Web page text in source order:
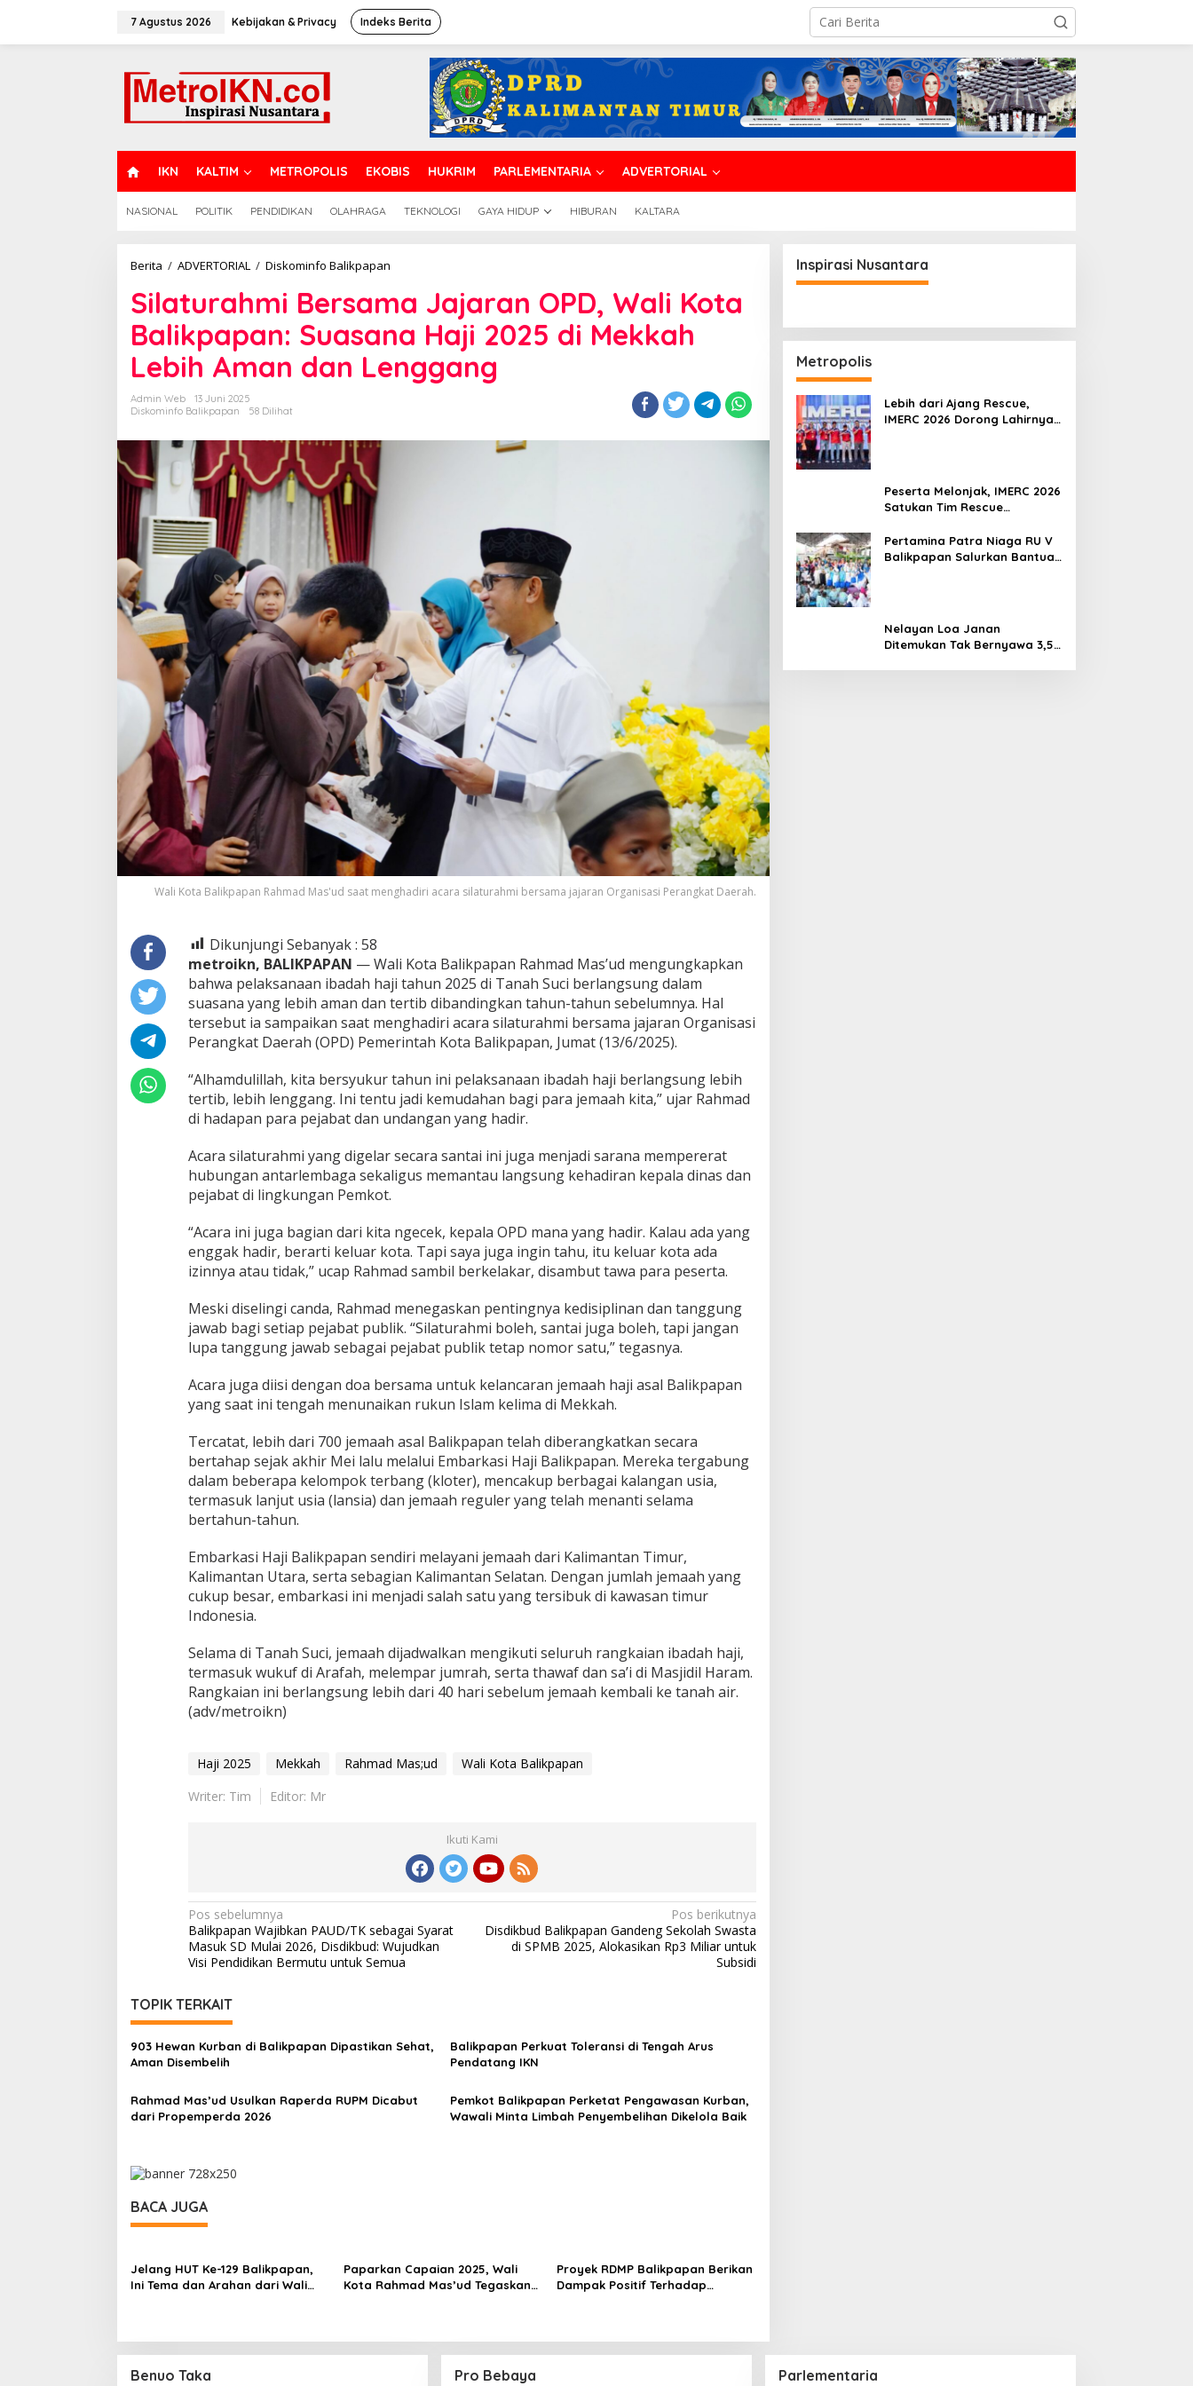
7 Agustus 2026 Kebijakan & Privacy Indeks Berita
O
M
IKN KALTIM METROPOLIS EKOBIS HUKRIM PARLEMENTARIA ADVERTORIAL
NASIONAL POLITIK PENDIDIKAN OLAHRAGA TEKNOLOGI GAYA HIDUP HIBURAN KALTARA
Berita / ADVERTORIAL / Diskominfo Balikpapan
Jajaran
OPD,
Wali
Kota
Balikpapan:
Suasana
Mekkah
Silaturahmi Bersama Jajaran OPD, Wali Kota
Balikpapan: Suasana Haji 2025 di Mekkah
Lebih Aman dan Lenggang
Admin Web
13 Juni 2025
Diskominfo Balikpapan
58 Dilihat
Wali Kota Balikpapan Rahmad Mas'ud saat menghadiri acara silaturahmi bersama jajaran Organisasi Perangkat Daerah.
Dikunjungi Sebanyak : 58
metroikn, BALIKPAPAN — Wali Kota Balikpapan Rahmad Mas’ud mengungkapkan
bahwa pelaksanaan ibadah haji tahun 2025 di Tanah Suci berlangsung dalam
suasana yang lebih aman dan tertib dibandingkan tahun-tahun sebelumnya. Hal
tersebut ia sampaikan saat menghadiri acara silaturahmi bersama jajaran Organisasi
Perangkat Daerah (OPD) Pemerintah Kota Balikpapan, Jumat (13/6/2025).
“Alhamdulillah, kita bersyukur tahun ini pelaksanaan ibadah haji berlangsung lebih
tertib, lebih lenggang. Ini tentu jadi kemudahan bagi para jemaah kita,” ujar Rahmad
di hadapan para pejabat dan undangan yang hadir.
Acara silaturahmi yang digelar secara santai ini juga menjadi sarana mempererat
hubungan antarlembaga sekaligus memantau langsung kehadiran kepala dinas dan
pejabat di lingkungan Pemkot.
“Acara ini juga bagian dari kita ngecek, kepala OPD mana yang hadir. Kalau ada yang
enggak hadir, berarti keluar kota. Tapi saya juga ingin tahu, itu keluar kota ada
izinnya atau tidak,” ucap Rahmad sambil berkelakar, disambut tawa para peserta.
Meski diselingi canda, Rahmad menegaskan pentingnya kedisiplinan dan tanggung
jawab bagi setiap pejabat publik. “Silaturahmi boleh, santai juga boleh, tapi jangan
lupa tanggung jawab sebagai pejabat publik tetap nomor satu,” tegasnya.
Acara juga diisi dengan doa bersama untuk kelancaran jemaah haji asal Balikpapan
yang saat ini tengah menunaikan rukun Islam kelima di Mekkah.
Tercatat, lebih dari 700 jemaah asal Balikpapan telah diberangkatkan secara
bertahap sejak akhir Mei lalu melalui Embarkasi Haji Balikpapan. Mereka tergabung
dalam beberapa kelompok terbang (kloter), mencakup berbagai kalangan usia,
termasuk lanjut usia (lansia) dan jemaah reguler yang telah menanti selama
bertahun-tahun.
Embarkasi Haji Balikpapan sendiri melayani jemaah dari Kalimantan Timur,
Kalimantan Utara, serta sebagian Kalimantan Selatan. Dengan jumlah jemaah yang
cukup besar, embarkasi ini menjadi salah satu yang tersibuk di kawasan timur
Indonesia.
Selama di Tanah Suci, jemaah dijadwalkan mengikuti seluruh rangkaian ibadah haji,
termasuk wukuf di Arafah, melempar jumrah, serta thawaf dan sa’i di Masjidil Haram.
Rangkaian ini berlangsung lebih dari 40 hari sebelum jemaah kembali ke tanah air.
(adv/metroikn)
Haji 2025 Mekkah Rahmad Mas;ud
Wali Kota Balikpapan
Writer: Tim
Editor: Mr
Ikuti Kami
Navigasi
pos
Pos sebelumnya
Balikpapan Wajibkan PAUD/TK sebagai Syarat
Masuk SD Mulai 2026, Disdikbud: Wujudkan
Visi Pendidikan Bermutu untuk Semua
Pos berikutnya
Disdikbud Balikpapan Gandeng Sekolah Swasta
di SPMB 2025, Alokasikan Rp3 Miliar untuk
Subsidi
TOPIK TERKAIT
903 Hewan Kurban di Balikpapan Dipastikan Sehat,
Aman Disembelih
Balikpapan Perkuat Toleransi di Tengah Arus
Pendatang IKN
Rahmad Mas’ud Usulkan Raperda RUPM Dicabut
dari Propemperda 2026
Pemkot Balikpapan Perketat Pengawasan Kurban,
Wawali Minta Limbah Penyembelihan Dikelola Baik
BACA JUGA
Jelang HUT Ke-129 Balikpapan,
Ini Tema dan Arahan dari Wali
Paparkan Capaian 2025, Wali
Kota Rahmad Mas’ud Tegaskan
Proyek RDMP Balikpapan Berikan
Dampak Positif Terhadap
Inspirasi Nusantara
Metropolis
Lebih dari Ajang Rescue,
IMERC 2026 Dorong Lahirnya
Peserta Melonjak, IMERC 2026
Satukan Tim Rescue
Balikpapan
Pertamina Patra Niaga RU V
Balikpapan Salurkan Bantuan
Nelayan Loa Janan
Ditemukan Tak Bernyawa 3,5
Benuo Taka Pro Bebaya Parlementaria